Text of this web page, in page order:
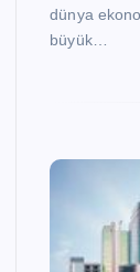
dünya
büyük…